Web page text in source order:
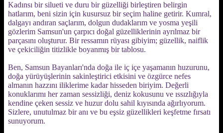
Kadınsı bir silueti ve duru bir güzelliği birleştiren belirgin
hatlarım, beni sizin için kusursuz bir seçim haline getirir. Kumral,
dalgayı andıran saçlarım, dolgun dudaklarım ve yosma yeşili
gözlerim Samsun'un çarpıcı doğal güzelliklerinin ayrılmaz bir
parçasını oluşturur. Bir ressamın rüyası gibiyim; güzellik, naiflik
ve çekiciliğin titizlikle boyanmış bir tablosu.
Ben, Samsun Bayanları'nda doğa ile iç içe yaşamanın huzurunu,
doğa yürüyüşlerinin sakinleştirici etkisini ve özgürce nefes
almanın hazzını iliklerime kadar hisseden biriyim. Değerli
konuklarımı her zaman sessizliği, deniz kokusunu ve ıssızlığıyla
kendine çeken sessiz ve huzur dolu sahil kıyısında ağırlıyorum.
Sizlere, unutulmaz bir anı ve bu eşsiz güzellikleri keşfetme fırsatı
sunuyorum.